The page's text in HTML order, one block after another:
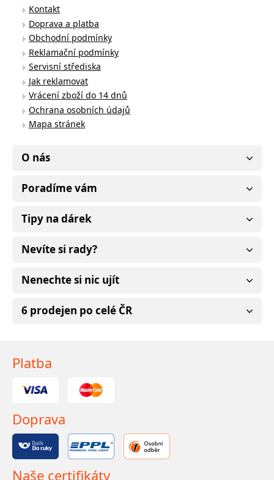
Kontakt
Doprava a platba
Obchodní podmínky
Reklamační podmínky
Servisní střediska
Jak reklamovat
Vrácení zboží do 14 dnů
Ochrana osobních údajů
Mapa stránek
O nás
Poradíme vám
Tipy na dárek
Nevíte si rady?
Nenechte si nic ujít
6 prodejen po celé ČR
Platba
Doprava
Naše certifikáty